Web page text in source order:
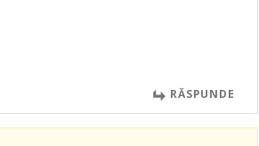
RĂSPUNDE